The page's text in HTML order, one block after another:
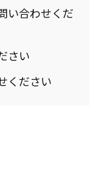
い合わせくだ
さい
ください